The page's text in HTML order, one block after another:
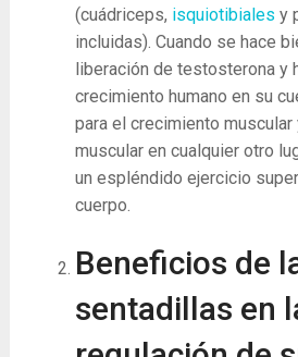
(cuádriceps, isquiotibiales y
incluidas). Cuando se hace
liberación de testosterona y
crecimiento humano en su
para el crecimiento muscular
muscular en cualquier otro
un espléndido ejercicio
cuerpo.
Beneficios de
sentadillas en